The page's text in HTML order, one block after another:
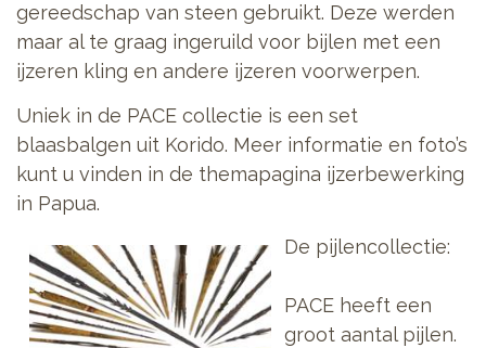
gereedschap van steen gebruikt. Deze werden
maar al te graag ingeruild voor bijlen met een
ijzeren kling en andere ijzeren voorwerpen.
Uniek in de PACE collectie is een set
blaasbalgen uit Korido. Meer informatie en foto’s
kunt u vinden in de themapagina ijzerbewerking
in Papua.
De pijlencollectie:
PACE heeft een
groot aantal pijlen.